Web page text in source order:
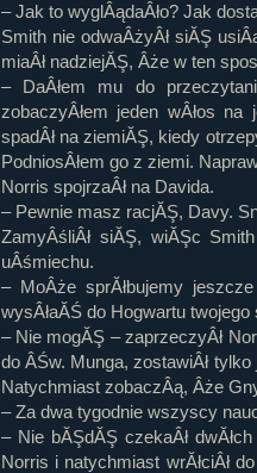
– Jak to wyglÂądaÂło? Jak
Smith nie odwaÂżyÂł siĂŞ
miaÂł nadziejĂŞ, Âże w ten
– DaÂłem mu do
zobaczyÂłem jeden wÂłos na
spadÂł na ziemiĂŞ, kiedy
PodniosÂłem go z ziemi.
Norris spojrzaÂł na Davida.
– Pewnie masz racjĂŞ, Davy.
ZamyÂśliÂł siĂŞ, wiĂŞc
uÂśmiechu.
– MoÂże sprĂłbujemy
wysÂłaĂŚ do Hogwartu twojego
– Nie mogĂŞ – zaprzeczyÂł
do ÂŚw. Munga, zostawiÂł
Natychmiast zobaczÂą, Âże
– Za dwa tygodnie wszyscy
– Nie bĂŞdĂŞ czekaÂł
Norris i natychmiast wrĂłciÂł